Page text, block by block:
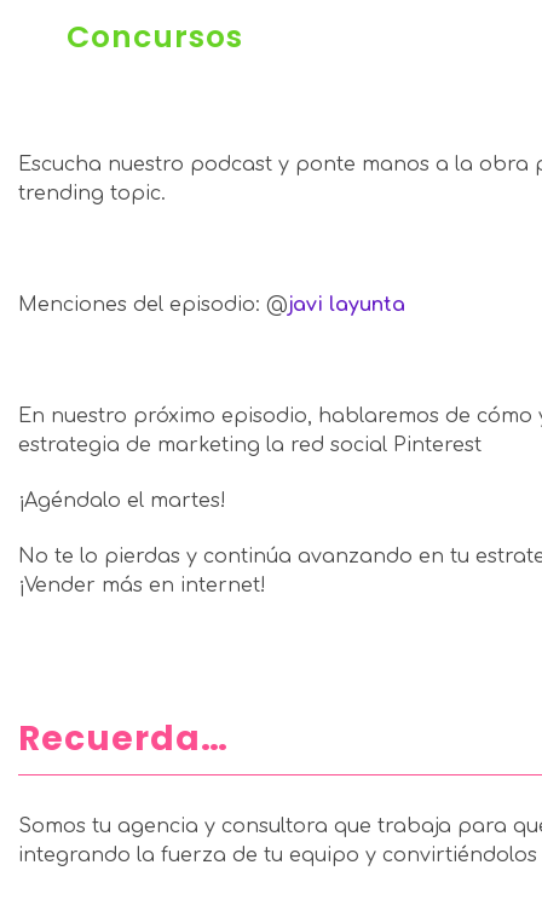
Concursos
Escucha nuestro podcast y ponte manos a la
trending topic.
Menciones del episodio: @javi layunta
En nuestro próximo episodio, hablaremos de
estrategia de marketing la red social Pinterest
¡Agéndalo el martes!
No te lo pierdas y continúa avanzando en tu
¡Vender más en internet!
Recuerda…
Somos tu agencia y consultora que trabaja para
integrando la fuerza de tu equipo y